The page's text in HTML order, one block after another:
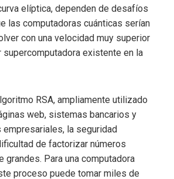
elíptica, dependen de desafíos
las computadoras cuánticas serían
con una velocidad muy superior
supercomputadora existente en la
RSA, ampliamente utilizado
web, sistemas bancarios y
empresariales, la seguridad
de factorizar números
grandes. Para una computadora
proceso puede tomar miles de